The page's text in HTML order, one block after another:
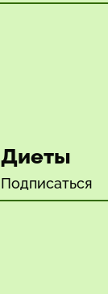
Диеты
Подписаться